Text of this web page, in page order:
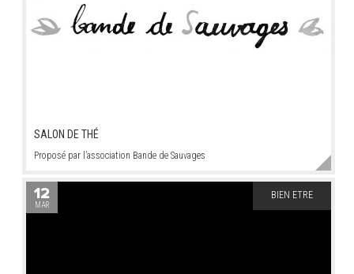
SALON DE THÉ
Proposé par l’association Bande de Sauvages
12
MAR
BIEN ETRE